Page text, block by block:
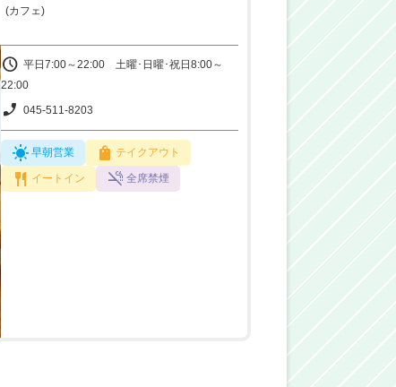
(カフェ)
平日7:00～22:00 土曜･日曜･祝日8:00～
22:00
045-511-8203
早朝営業 テイクアウト
イートイン 全席禁煙